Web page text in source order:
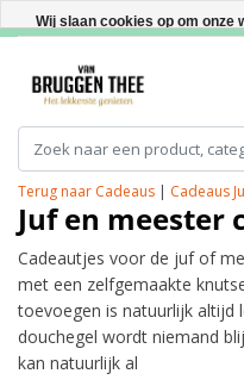
Direct uit
Terug naar Cadeaus | Cadeaus
Juf en meester
Cadeautjes voor de juf of
met een zelfgemaakte
toevoegen is natuurlijk altijd
douchegel wordt niemand
kan natuurlijk al
Wij slaan cookies op om onze
Meer